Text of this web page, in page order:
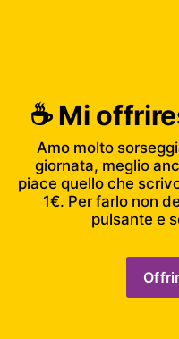
☕️ Mi
Amo molto
giornata, meglio
piace quello che
1€. Per farlo non
pulsante e